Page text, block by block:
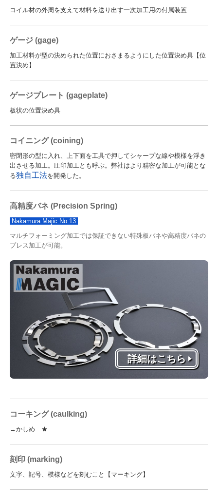
コイル材の外周を支えて材料を送り出す一次加工用の付属装置
ゲージ (gage)
加工材料が型の決められた位置におさまるようにした位置決め具【位
置決め】
ゲージプレート (gageplate)
板状の位置決め具
コイニング (coining)
密閉形の型に入れ、上下面を工具で押してシャープな線や模様を浮き
出させる加工。圧印加工とも呼ぶ。弊社はより精密な加工が可能とな
る独自工法を開発した。
高精度バネ (Precision Spring)
Nakamura Majic No.13
マルチフォーミング加工では保証できない特殊板バネや高精度バネの
プレス加工が可能。
詳細はこちら
コーキング (caulking)
→かしめ ★
刻印 (marking)
文字、記号、模様などを刻むこと【マーキング】